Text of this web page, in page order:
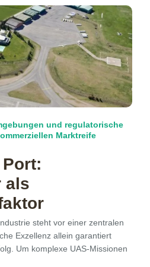
und regulatorische
Marktreife
als
steht vor einer zentralen
Exzellenz allein garantiert
Um komplexe UAS-Missionen